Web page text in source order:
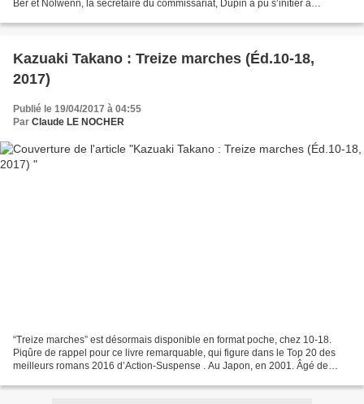
Ber et Nolwenn, la secrétaire du commissariat, Dupin a pu s’initier à
Kazuaki Takano : Treize marches (Éd.10-18,
2017)
Publié le 19/04/2017 à 04:55
Par Claude LE NOCHER
“Treize marches” est désormais disponible en format poche, chez 10-18.
Piqûre de rappel pour ce livre remarquable, qui figure dans le Top 20 des
meilleurs romans 2016 d’Action-Suspense . Au Japon, en 2001. Âgé de